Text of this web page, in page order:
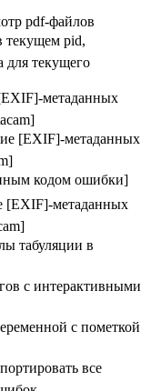
pdf-файлов
текущем pid,
для текущего
метаданных
[EXIF]-метаданных
кодом ошибки]
[EXIF]-метаданных
табуляции в
с интерактивными
с пометкой
все